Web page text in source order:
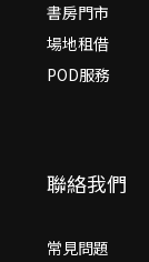
書房門市
場地租借
POD服務
聯絡我們
常見問題